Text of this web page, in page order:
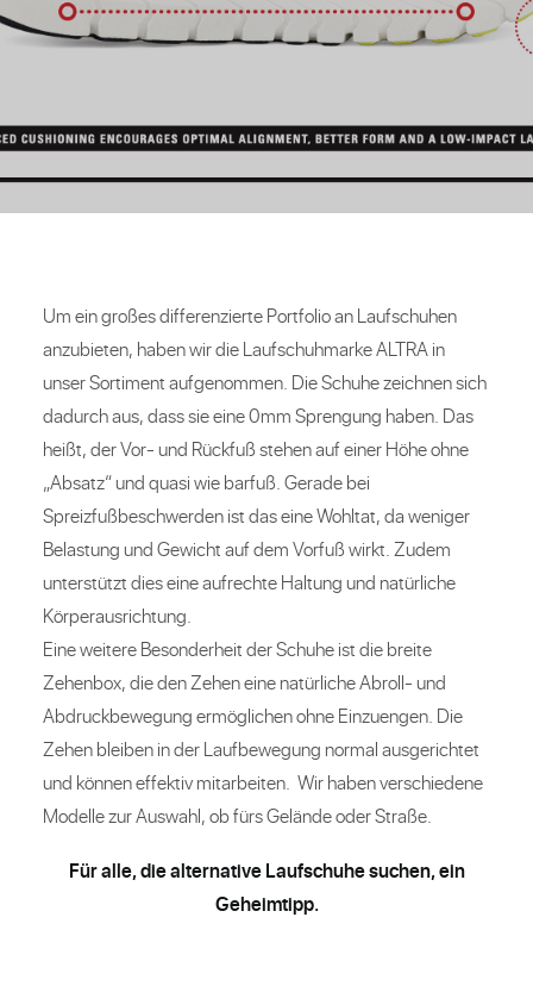
Um ein großes differenzierte Portfolio an Laufschuhen
anzubieten, haben wir die Laufschuhmarke ALTRA in
unser Sortiment aufgenommen. Die Schuhe zeichnen sich
dadurch aus, dass sie eine 0mm Sprengung haben. Das
heißt, der Vor- und Rückfuß stehen auf einer Höhe ohne
„Absatz“ und quasi wie barfuß. Gerade bei
Spreizfußbeschwerden ist das eine Wohltat, da weniger
Belastung und Gewicht auf dem Vorfuß wirkt. Zudem
unterstützt dies eine aufrechte Haltung und natürliche
Körperausrichtung.
Eine weitere Besonderheit der Schuhe ist die breite
Zehenbox, die den Zehen eine natürliche Abroll- und
Abdruckbewegung ermöglichen ohne Einzuengen. Die
Zehen bleiben in der Laufbewegung normal ausgerichtet
und können effektiv mitarbeiten. Wir haben verschiedene
Modelle zur Auswahl, ob fürs Gelände oder Straße.
Für alle, die alternative Laufschuhe suchen, ein
Geheimtipp.